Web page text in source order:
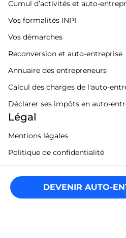
DEVENIR AUTO-
Cumul d’activités et auto-
Vos formalités INPI
Vos démarches
Reconversion et auto-entreprise
Annuaire des entrepreneurs
Calcul des charges de l'auto-
Déclarer ses impôts en auto-
Légal
Mentions légales
Politique de confidentialité
Sitemap